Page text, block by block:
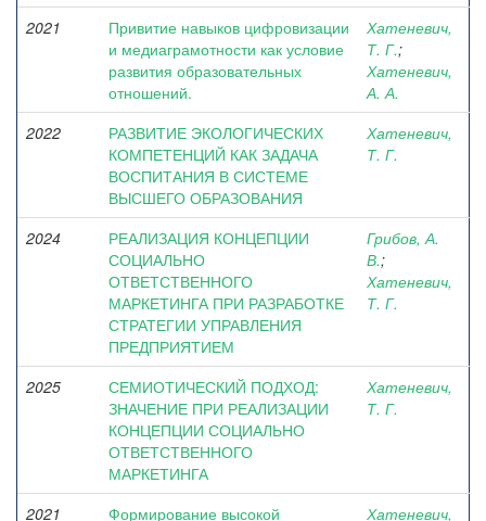
2021
Привитие навыков цифровизации
и медиаграмотности как условие
развития образовательных
отношений.
Хатеневич,
Т. Г.;
Хатеневич,
А. А.
2022
РАЗВИТИЕ ЭКОЛОГИЧЕСКИХ
КОМПЕТЕНЦИЙ КАК ЗАДАЧА
ВОСПИТАНИЯ В СИСТЕМЕ
ВЫСШЕГО ОБРАЗОВАНИЯ
Хатеневич,
Т. Г.
2024
РЕАЛИЗАЦИЯ КОНЦЕПЦИИ
СОЦИАЛЬНО
ОТВЕТСТВЕННОГО
МАРКЕТИНГА ПРИ РАЗРАБОТКЕ
СТРАТЕГИИ УПРАВЛЕНИЯ
ПРЕДПРИЯТИЕМ
Грибов, А.
В.;
Хатеневич,
Т. Г.
2025
СЕМИОТИЧЕСКИЙ ПОДХОД:
ЗНАЧЕНИЕ ПРИ РЕАЛИЗАЦИИ
КОНЦЕПЦИИ СОЦИАЛЬНО
ОТВЕТСТВЕННОГО
МАРКЕТИНГА
Хатеневич,
Т. Г.
2021 Формирование высокой Хатеневич,